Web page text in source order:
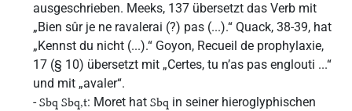
ausgeschrieben. Meeks, 137 übersetzt das Verb mit
„Bien sûr je ne ravalerai (?) pas (...).“ Quack, 38-39, hat
„Kennst du nicht (...).“ Goyon, Recueil de prophylaxie,
17 (§ 10) übersetzt mit „Certes, tu n’as pas englouti ...“
und mit „avaler“.
-Sbq Sbq,t: Moret hat Sbq in seiner hieroglyphischen